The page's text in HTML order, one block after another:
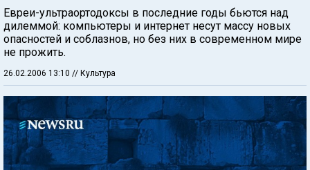
Евреи-ультраортодоксы в последние годы бьются над
дилеммой: компьютеры и интернет несут массу новых
опасностей и соблазнов, но без них в современном мире
не прожить.
26.02.2006 13:10 // Культура